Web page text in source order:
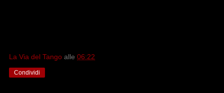
La Via del Tango alle 06:22
Condividi